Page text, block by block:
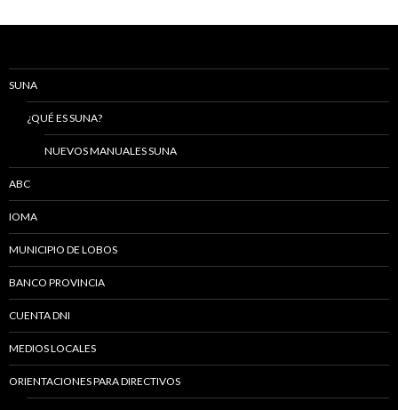
SUNA
¿QUÉ ES SUNA?
NUEVOS MANUALES SUNA
ABC
IOMA
MUNICIPIO DE LOBOS
BANCO PROVINCIA
CUENTA DNI
MEDIOS LOCALES
ORIENTACIONES PARA DIRECTIVOS